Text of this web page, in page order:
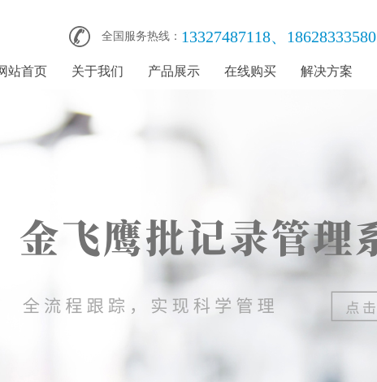
全国服务热线： 13327487118、18628333580
站首页 关于我们 产品展示 在线购买 解决方案